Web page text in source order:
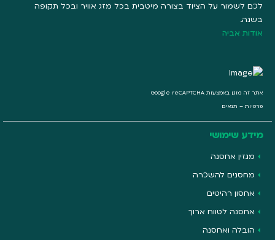
לכם לשמור על הציוד בצורה מיטבית בכל מזג אוויר ובכל תקופה
בשנה.
אודות אביה
אתר זה מוגן באמצעות Google reCAPTCHA
פרטיות – תנאים
מידע שימושי
מגזין אחסנה
מחסנים להשכרה
אחסון רהיטים
אחסנה לטווח ארוך
הובלה ואחסנה